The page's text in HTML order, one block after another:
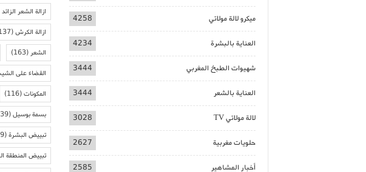
ميكرو لالة مولاتي 4258
العناية بالبشرة 4234
شهيوات الطبخ المغربي 3444
العناية بالشعر 3444
لالة مولاتي TV 3028
حلويات مغربية 2627
أخبار المشاهير 2585
ازالة الشعر الزائد
ازالة الكرش(137)
الشعر(163)
القضاء على
المكونات(116)
بسمة بوسيل(139)
تبييض البشرة(559)
تبييض المنطقة